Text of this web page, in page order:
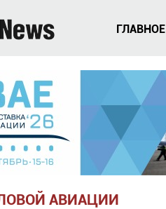
ГЛАВНОЕ
АВИАЦИИ